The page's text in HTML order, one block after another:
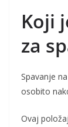
Koji
za
Spavanje
osobito
Ovaj